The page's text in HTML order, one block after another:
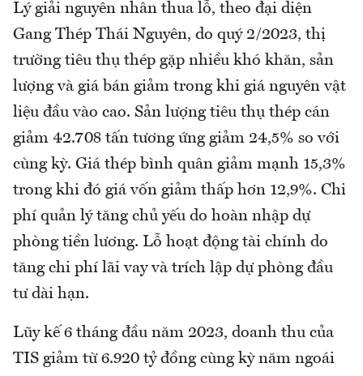
Lý giải nguyên nhân thua lỗ, theo đại diện
Gang Thép Thái Nguyên, do quý 2/2023, thị
trường tiêu thụ thép gặp nhiều khó khăn, sản
lượng và giá bán giảm trong khi giá nguyên vật
liệu đầu vào cao. Sản lượng tiêu thụ thép cán
giảm 42.708 tấn tương ứng giảm 24,5% so với
cùng kỳ. Giá thép bình quân giảm mạnh 15,3%
trong khi đó giá vốn giảm thấp hơn 12,9%. Chi
phí quản lý tăng chủ yếu do hoàn nhập dự
phòng tiền lương. Lỗ hoạt động tài chính do
tăng chi phí lãi vay và trích lập dự phòng đầu
tư dài hạn.
Lũy kế 6 tháng đầu năm 2023, doanh thu của
TIS giảm từ 6.920 tỷ đồng cùng kỳ năm ngoái